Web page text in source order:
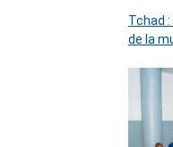
Tchad
de la